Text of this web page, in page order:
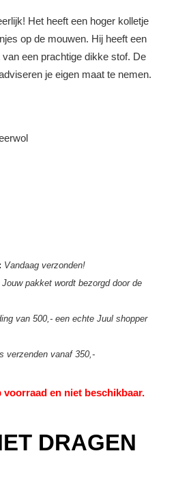
Het heeft een hoger kolletje
op de mouwen. Hij heeft een
een prachtige dikke stof. De
je eigen maat te nemen.
Vandaag verzonden!
Jouw pakket wordt bezorgd door de
van 500,- een echte Juul shopper
verzenden vanaf 350,-
en niet beschikbaar.
DRAGEN